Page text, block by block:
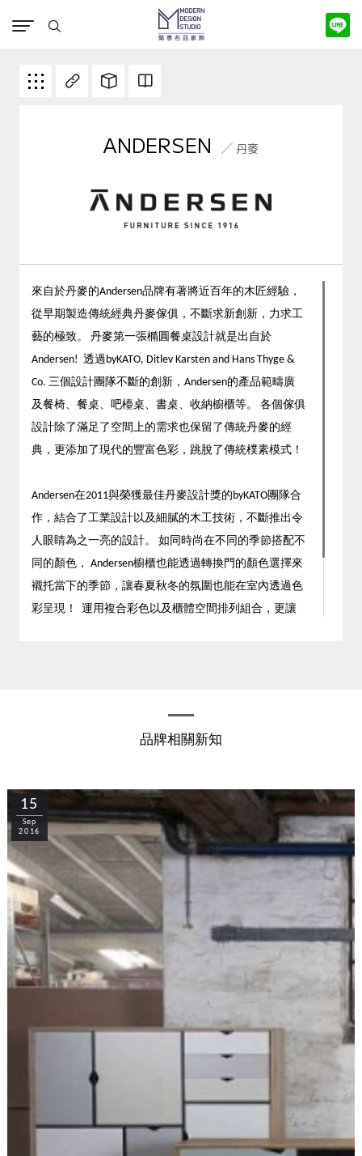
ANDERSEN 丹麥
來自於丹麥的Andersen品牌有著將近百年的木匠經驗，
從早期製造傳統經典丹麥傢俱，不斷求新創新，力求工
藝的極致。 丹麥第一張橢圓餐桌設計就是出自於
Andersen! 透過byKATO, Ditlev Karsten and Hans Thyge &
Co. 三個設計團隊不斷的創新，Andersen的產品範疇廣
及餐椅、餐桌、吧檯桌、書桌、收納櫥櫃等。 各個傢俱
設計除了滿足了空間上的需求也保留了傳統丹麥的經
典，更添加了現代的豐富色彩，跳脫了傳統樸素模式！
Andersen在2011與榮獲最佳丹麥設計獎的byKATO團隊合
作，結合了工業設計以及細膩的木工技術，不斷推出令
人眼睛為之一亮的設計。 如同時尚在不同的季節搭配不
同的顏色， Andersen櫥櫃也能透過轉換門的顏色選擇來
襯托當下的季節，讓春夏秋冬的氛圍也能在室內透過色
彩呈現！ 運用複合彩色以及櫃體空間排列組合，更讓
品牌相關新知
15
Sep
2016
版權宣告